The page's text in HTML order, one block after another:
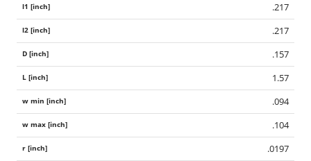
.217
.217
.157
1.57
.094
.104
.0197